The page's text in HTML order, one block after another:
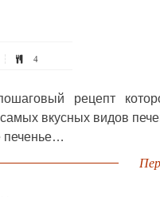
4
рецепт
вкусных видов
печенье…